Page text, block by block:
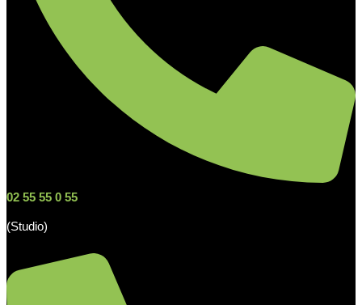
02 55 55 0 55
(Studio)